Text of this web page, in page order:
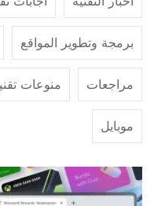
برمجة وتطوير المواقع
مراجعات منوعات
موبايل